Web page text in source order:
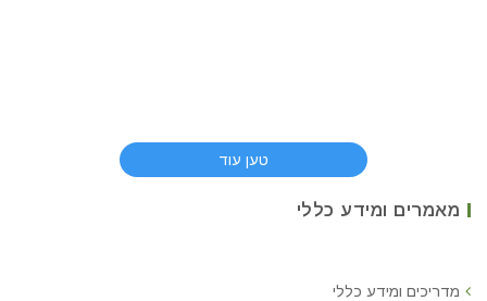
טען עוד
מאמרים ומידע כללי
מדריכים ומידע כללי